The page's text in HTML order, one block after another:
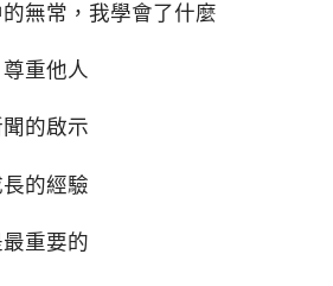
無常，我學會了什麼
重他人
的啟示
的經驗
重要的